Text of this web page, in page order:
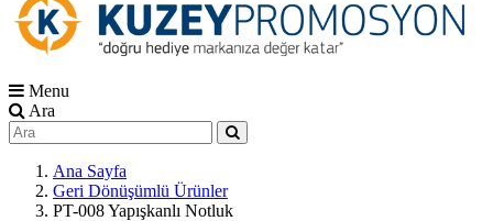
Menu
Ara
Ana Sayfa
Geri Dönüşümlü Ürünler
PT-008 Yapışkanlı Notluk